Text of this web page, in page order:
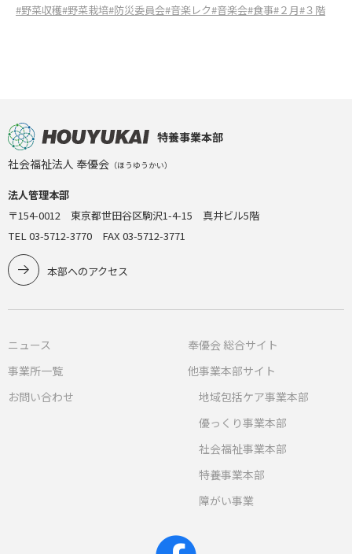
#野菜収穫#野菜栽培#防災委員会#音楽レク#音楽会#食事#２月#３階
特養事業本部
社会福祉法人 奉優会 （ほうゆうかい）
法人管理本部
〒154-0012 東京都世田谷区駒沢1-4-15 真井ビル5階
TEL 03-5712-3770 FAX 03-5712-3771
本部へのアクセス
ニュース
事業所一覧
お問い合わせ
奉優会 総合サイト
他事業本部サイト
地域包括ケア事業本部
優っくり事業本部
社会福祉事業本部
特養事業本部
障がい事業